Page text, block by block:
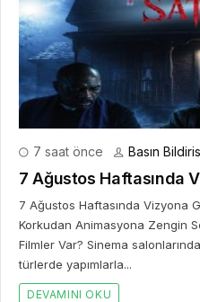
7 saat önce Basın
7 Ağustos Haftasında
7 Ağustos Haftasında Vizyona
Korkudan Animasyona Zengin
Filmler Var? Sinema
türlerde yapımlarla...
DEVAMINI OKU